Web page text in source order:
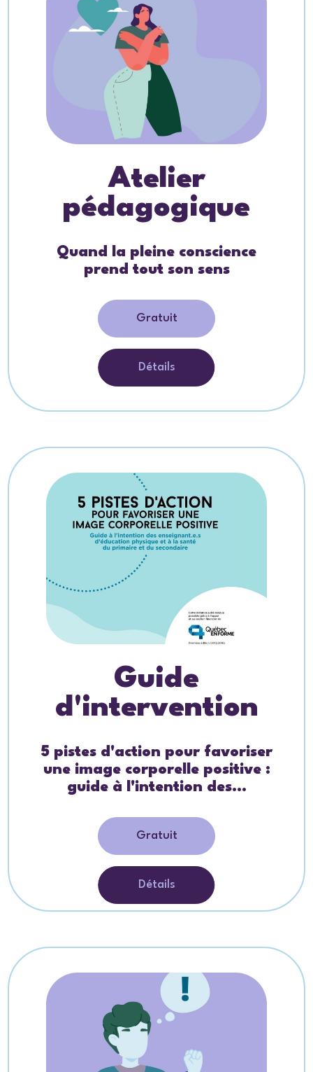
Atelier
pédagogique
Quand la pleine conscience
prend tout son sens
Gratuit
Détails
Guide
d'intervention
5 pistes d'action pour favoriser
une image corporelle positive :
guide à l'intention des...
Gratuit
Détails